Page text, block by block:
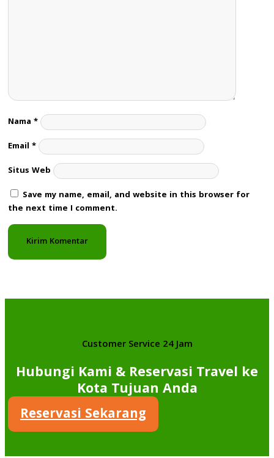
Nama *
Email *
Situs Web
Save my name, email, and website in this browser for
the next time I comment.
Customer Service 24 Jam
Hubungi Kami & Reservasi Travel ke
Kota Tujuan Anda
Reservasi Sekarang